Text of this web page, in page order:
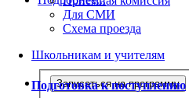
Для СМИ
Схема проезда
Школьникам и учителям
Подготовка к поступлению
Записаться на программу